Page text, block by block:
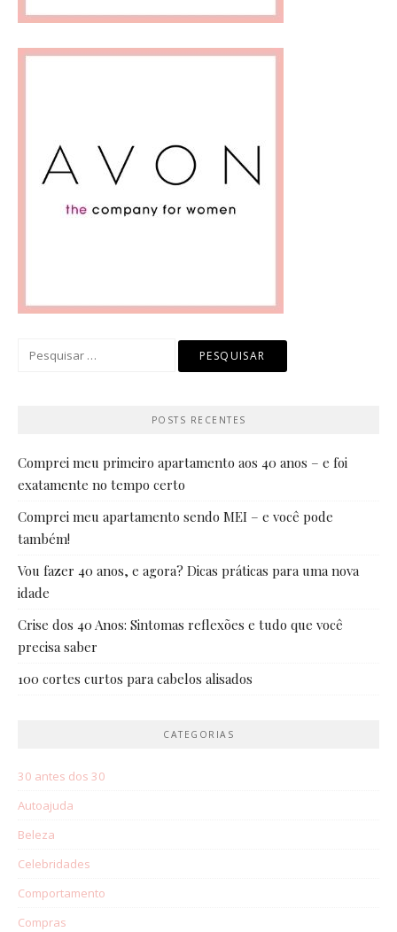
POSTS RECENTES
Comprei meu primeiro apartamento aos 40 anos – e foi
exatamente no tempo certo
Comprei meu apartamento sendo MEI – e você pode
também!
Vou fazer 40 anos, e agora? Dicas práticas para uma nova
idade
Crise dos 40 Anos: Sintomas reflexões e tudo que você
precisa saber
100 cortes curtos para cabelos alisados
CATEGORIAS
30 antes dos 30
Autoajuda
Beleza
Celebridades
Comportamento
Compras